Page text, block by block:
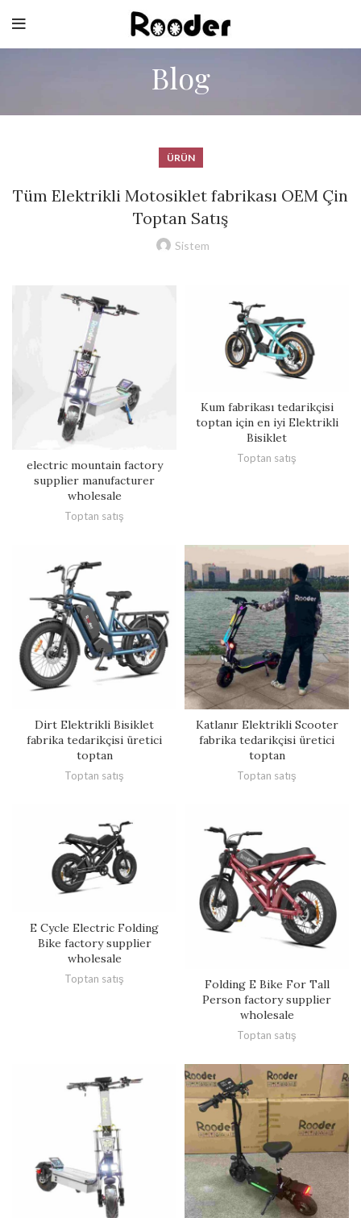
Blog
ÜRÜN
Tüm Elektrikli Motosiklet fabrikası OEM Çin
Toptan Satış
Sistem
electric mountain factory
supplier manufacturer
wholesale
Toptan satış
Kum fabrikası tedarikçisi
toptan için en iyi Elektrikli
Bisiklet
Toptan satış
Dirt Elektrikli Bisiklet
fabrika tedarikçisi üretici
toptan
Toptan satış
Katlanır Elektrikli Scooter
fabrika tedarikçisi üretici
toptan
Toptan satış
E Cycle Electric Folding
Bike factory supplier
wholesale
Toptan satış
Folding E Bike For Tall
Person factory supplier
wholesale
Toptan satış